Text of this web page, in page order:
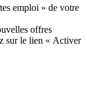
emploi » de votre
offres
sur le lien « Activer